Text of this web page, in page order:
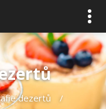
dezertů /